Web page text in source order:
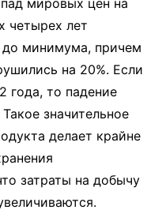
четырех лет
до минимума, причем
на 20%. Если
года, то падение
значительное
делает крайне
затраты на добычу